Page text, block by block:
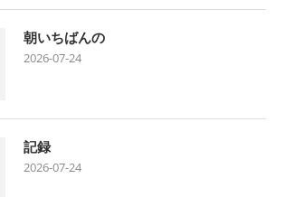
朝いちばんの
2026-07-24
記録
2026-07-24